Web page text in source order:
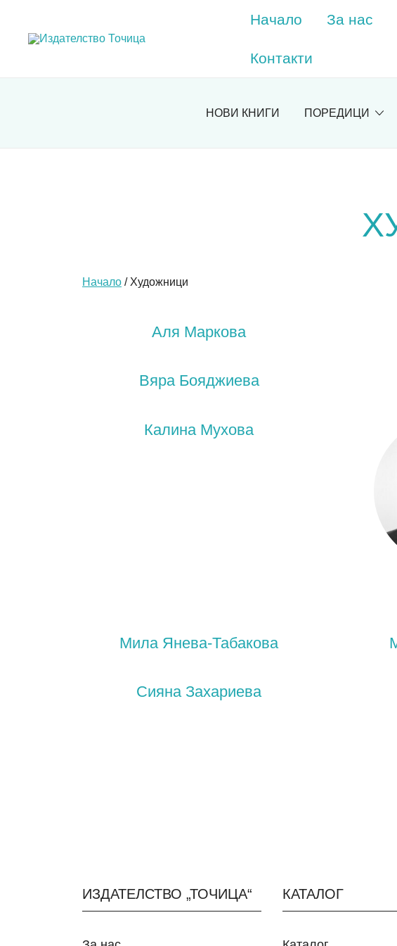
contentИЗДАТЕЛСТВО ТОЧИЦА
Мисли, преди да пораснеш!
Начало За нас
Контакти
НОВИ КНИГИ ПОРЕДИЦИ
Начало / Художници
Аля Маркова
Вяра Бояджиева
Калина Мухова
Мила Янева-Табакова
Сияна Захариева
ИЗДАТЕЛСТВО „ТОЧИЦА“ КАТАЛОГ